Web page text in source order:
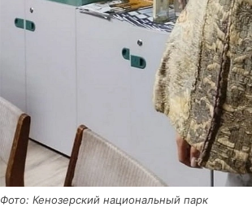
Фото: Кено­зер­ский наци­о­наль­ный парк